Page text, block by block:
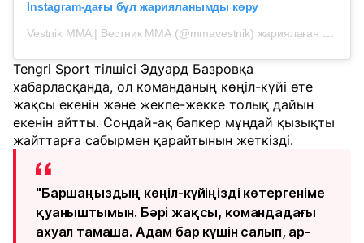
Instagram-дағы бұл жарияланымды көру
Vestnik MMA | Вестник ММА (@mmavestnik) жариялаған жазба
Tengri Sport тілшісі Эдуард Базровқа
хабарласқанда, ол команданың көңіл-күйі өте
жақсы екенін және жекпе-жекке толық дайын
екенін айтты. Сондай-ақ бапкер мұндай қызықты
жайттарға сабырмен қарайтынын жеткізді.
"Баршаңыздың көңіл-күйіңізді көтергеніме
қуаныштымын. Бәрі жақсы, командадағы
ахуал тамаша. Адам бар күшін салып, ар-